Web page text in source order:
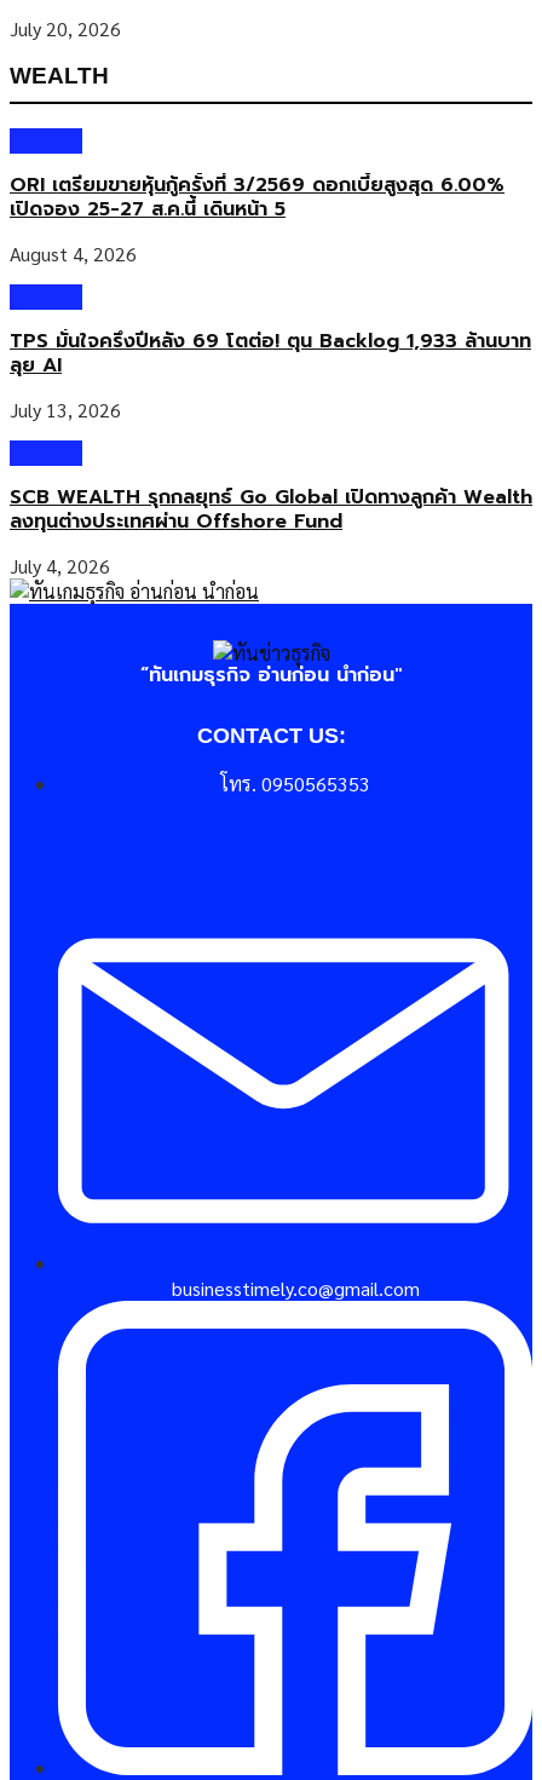
July 20, 2026
WEALTH
ORI เตรียมขายหุ้นกู้ครั้งที่ 3/2569 ดอกเบี้ยสูงสุด 6.00%
เปิดจอง 25-27 ส.ค.นี้ เดินหน้า 5
August 4, 2026
TPS มั่นใจครึ่งปีหลัง 69 โตต่อ! ตุน Backlog 1,933 ล้านบาท
ลุย AI
July 13, 2026
SCB WEALTH รุกกลยุทธ์ Go Global เปิดทางลูกค้า Wealth
ลงทุนต่างประเทศผ่าน Offshore Fund
July 4, 2026
“ทันเกมธุรกิจ อ่านก่อน นำก่อน"
CONTACT US:
โทร. 0950565353
businesstimely.co@gmail.com